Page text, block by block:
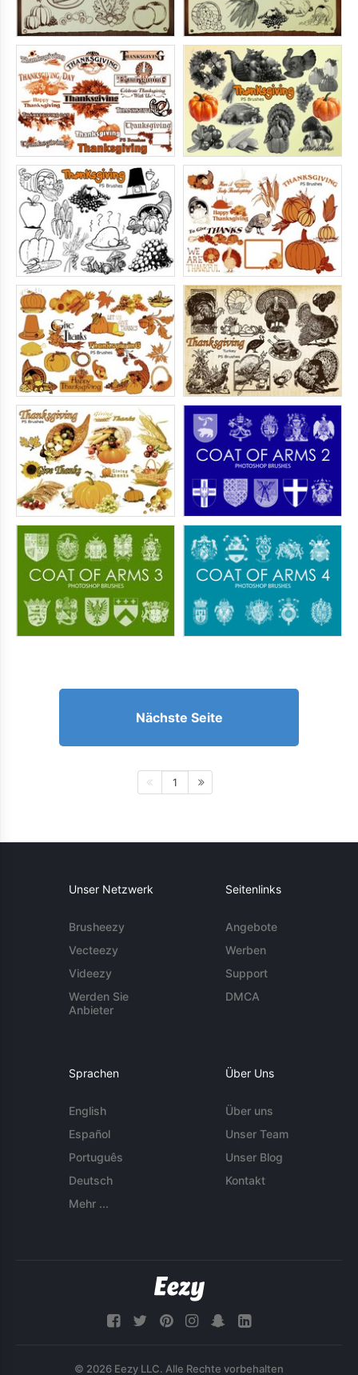
Nächste Seite
1
Unser Netzwerk
Brusheezy
Vecteezy
Videezy
Werden Sie
Anbieter
Seitenlinks
Angebote
Werben
Support
DMCA
Sprachen
English
Español
Português
Deutsch
Mehr ...
Über Uns
Über uns
Unser Team
Unser Blog
Kontakt
© 2026 Eezy LLC. Alle Rechte vorbehalten